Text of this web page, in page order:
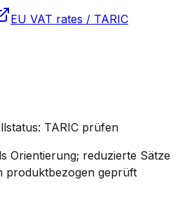
EU VAT rates / TARIC
: TARIC prüfen
Orientierung; reduzierte Sätze
produktbezogen geprüft